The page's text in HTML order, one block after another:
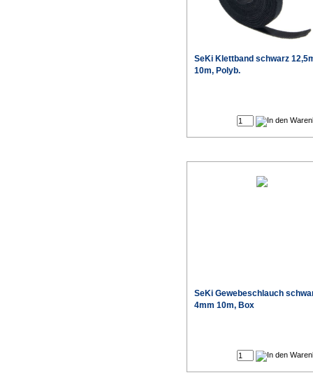
SeKi Klettband schwarz
10m, Polyb.
SeKi Gewebeschlauch
4mm 10m, Box